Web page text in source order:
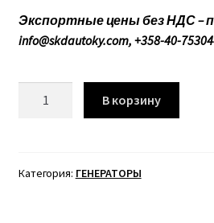
Экспортные цены без НДС –
info@skdautoky.com, +358-40-
12V
В корзину
Категория: ГЕНЕРАТОРЫ